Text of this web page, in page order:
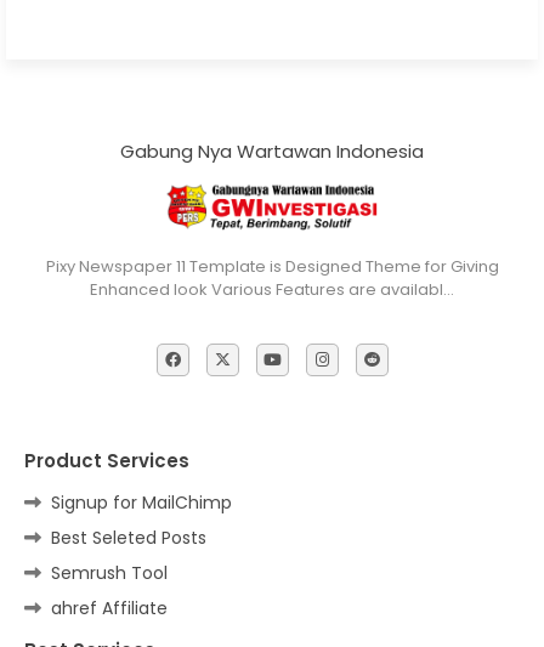
Gabung Nya Wartawan Indonesia
Pixy Newspaper 11 Template is Designed Theme for Giving
Enhanced look Various Features are availabl…
Product Services
Signup for MailChimp
Best Seleted Posts
Semrush Tool
ahref Affiliate